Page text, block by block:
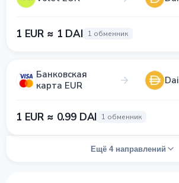
1 EUR ≈ 1 DAI 1 обменник
Банковская
карта EUR
Dai
1 EUR ≈ 0.99 DAI 1 обменник
Ещё 4 направлений